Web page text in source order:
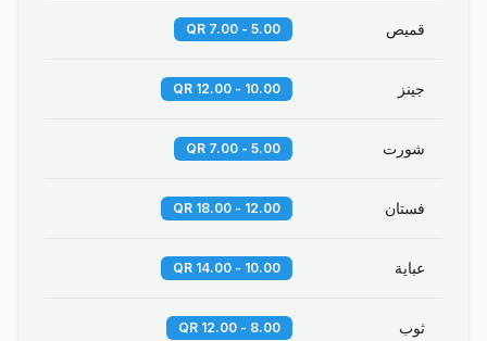
قميص 5.00 - 7.00 QR
جينز 10.00 - 12.00 QR
شورت 5.00 - 7.00 QR
فستان 12.00 - 18.00 QR
عباية 10.00 - 14.00 QR
ثوب 8.00 - 12.00 QR